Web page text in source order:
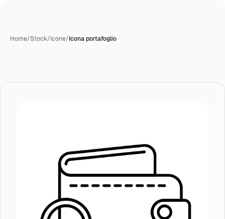
Home/Stock/Icone/Icona portafoglio